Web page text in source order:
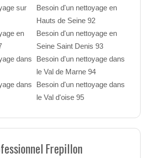
sur
en
dans
dans
Besoin d'un nettoyage en
Hauts de Seine 92
Besoin d'un nettoyage en
Seine Saint Denis 93
Besoin d'un nettoyage dans
le Val de Marne 94
Besoin d'un nettoyage dans
le Val d'oise 95
Frepillon